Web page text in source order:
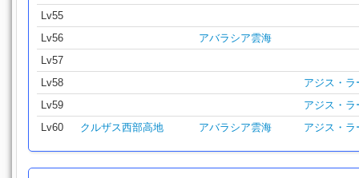
Lv55
Lv56
アバラシア雲海
Lv57
Lv58
アジス・ラ
Lv59
アジス・ラ
Lv60
クルザス西部高地 アバラシア雲海 アジス・ラ